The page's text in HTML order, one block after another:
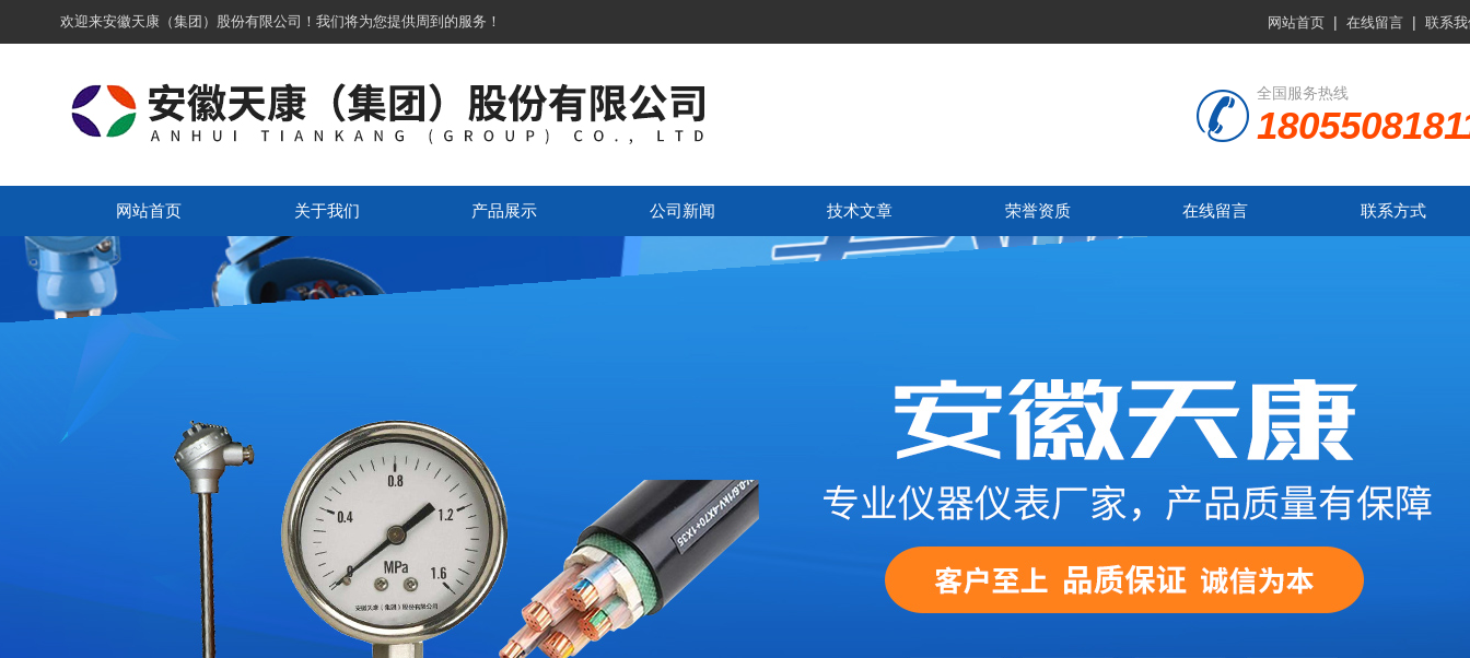
欢迎来安徽天康（集团）股份有限公司！我们将为您提供周到的服务！ 网站首页 | 在线留言 | 联系
全国服务热线
网站首页 关于我们 产品展示 公司新闻 技术文章 荣誉资质 在线留言 联系方式